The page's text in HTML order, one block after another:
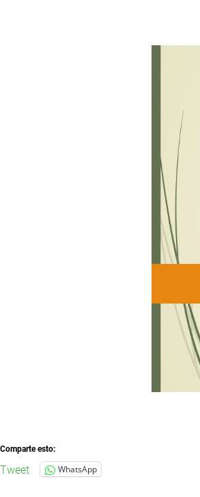
Comparte esto:
Tweet WhatsApp